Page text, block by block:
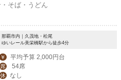
そば・うどん
那覇市内｜久茂地・松尾
ゆいレール美栄橋駅から徒歩4分
￥ 平均予算 2,000円台
席 54席
休 なし